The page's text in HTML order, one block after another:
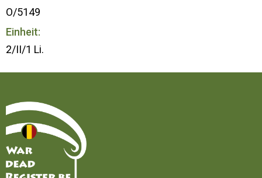
O/5149
Einheit:
2/II/1 Li.